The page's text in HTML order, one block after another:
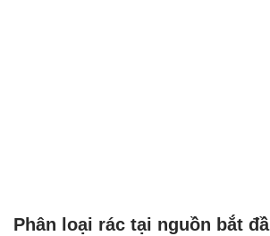
Phân loại rác tại nguồn bắt